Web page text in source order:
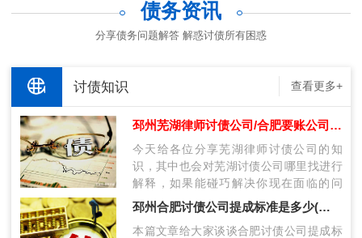
债务资讯
分享债务问题解答 解惑讨债所有困惑
讨债知识 查看更多+
邳州芜湖律师讨债公司/合肥要账公司哪里找？
今天给各位分享芜湖律师讨债公司的知
识，其中也会对芜湖讨债公司哪里找进行
解释，如果能碰巧解决你现在面临的问
题，别忘了关注本站，现在开始吧！本文
目录一…
邳州合肥讨债公司提成标准是多少(合肥讨债公司提成标准)
本篇文章给大家谈谈合肥讨债公司提成标